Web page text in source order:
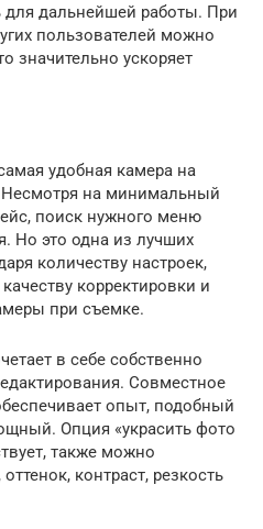
дальнейшей работы. При
пользователей можно
значительно ускоряет
удобная камера на
на минимальный
поиск нужного меню
Но это одна из лучших
количеству настроек,
корректировки и
при съемке.
в себе собственно
Совместное
опыт, подобный
Опция «украсить фото
также можно
контраст, резкость